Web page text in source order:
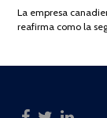
La empresa
reafirma como la